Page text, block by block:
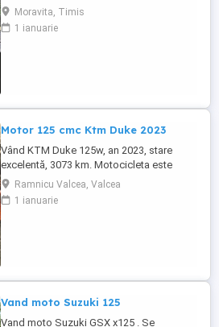
nivele Suspensie FOX cu rebound Bullbar
fata Bullbar spate Handguardurile Can am
Jante beadlock
Moravita, Timis
1 ianuarie
Motor 125 cmc Ktm Duke 2023
Vând KTM Duke 125w, an 2023, stare
excelentă, 3073 km. Motocicleta este
ideală pentru începători sau pentru oraș.
Fără daune, lovituri!
Ramnicu Valcea, Valcea
1 ianuarie
Vand moto Suzuki 125
Vand moto Suzuki GSX x125 . Se